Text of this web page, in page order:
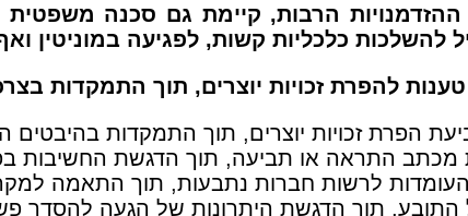
ההזדמנויות הרבות, קיימת גם סכנה
להשלכות כלכליות קשות, לפגיעה במוניטין
להפרת זכויות יוצרים, תוך התמקדות
הפרת זכויות יוצרים, תוך התמקדות בהיבטים
התראה או תביעה, תוך הדגשת החשיבות
העומדות לרשות חברות נתבעות, תוך התאמה
התובע, תוך הדגשת היתרונות של הגעה להסדר